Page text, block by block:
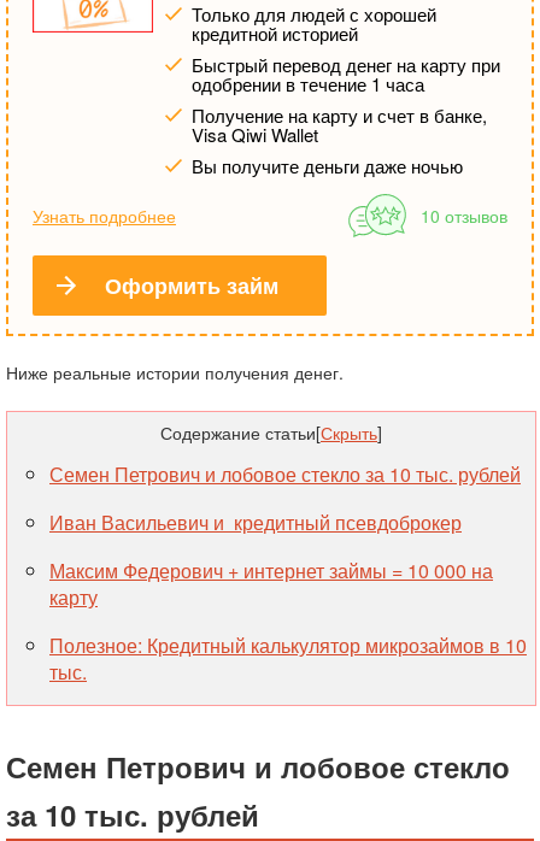
Только для людей с хорошей
кредитной историей
Быстрый перевод денег на карту при
одобрении в течение 1 часа
Получение на карту и счет в банке,
Visa Qiwi Wallet
Вы получите деньги даже ночью
Узнать подробнее 10 отзывов
Оформить займ
Ниже реальные истории получения денег.
Содержание статьи[Скрыть]
Семен Петрович и лобовое стекло за 10 тыс. рублей
Иван Васильевич и кредитный псевдоброкер
Максим Федерович + интернет займы = 10 000 на
карту
Полезное: Кредитный калькулятор микрозаймов в 10
тыс.
Семен Петрович и лобовое стекло
за 10 тыс. рублей